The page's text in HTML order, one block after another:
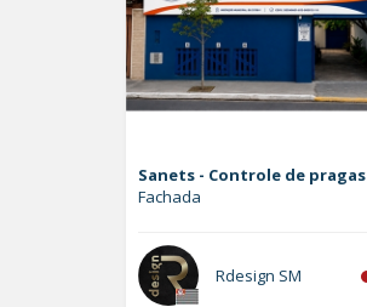
Sanets - Controle de pragas
Fachada
Rdesign SM